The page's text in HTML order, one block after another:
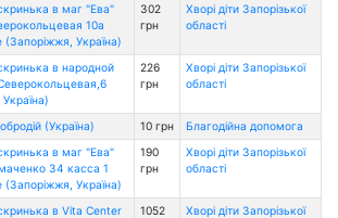
в маг "Ева"
10а
(Запоріжжя, Україна)
302
грн
Хворі діти Запорізької
області
в народной
226
грн
Хворі діти Запорізької
області
(Україна) 10 грн Благодійна допомога
в маг "Ева"
34 касса 1
(Запоріжжя, Україна)
190
грн
Хворі діти Запорізької
області
в Vita Center
1052
Хворі діти Запорізької